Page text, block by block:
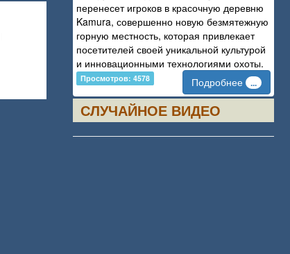
перенесет игроков в красочную деревню
Kamura, совершенно новую безмятежную
горную местность, которая привлекает
посетителей своей уникальной культурой
и инновационными технологиями охоты.
Просмотров: 4578 Подробнее ...
СЛУЧАЙНОЕ ВИДЕО